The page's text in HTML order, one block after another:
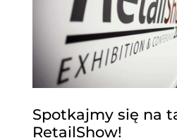
Spotkajmy się na
RetailShow!